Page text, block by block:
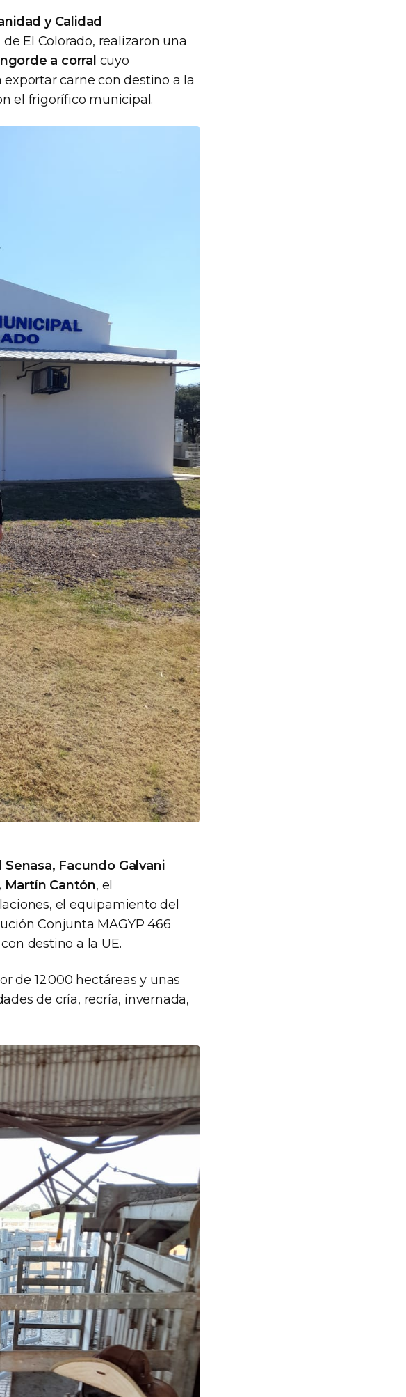
y Calidad
El Colorado, realizaron una
a corral cuyo
carne con destino a la
el frigorífico municipal.
Facundo Galvani
Martín Cantón, el
el equipamiento del
Conjunta MAGYP 466
destino a la UE.
de 12.000 hectáreas y unas
de cría, recría, invernada,